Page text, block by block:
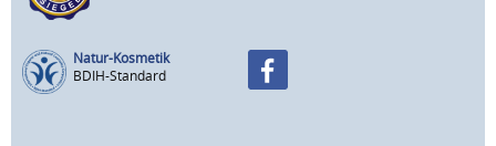
Natur-Kosmetik
BDIH-Standard